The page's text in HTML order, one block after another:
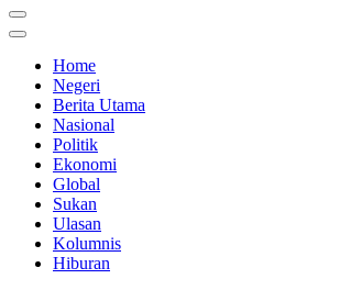
Home
Negeri
Berita Utama
Nasional
Politik
Ekonomi
Global
Sukan
Ulasan
Kolumnis
Hiburan